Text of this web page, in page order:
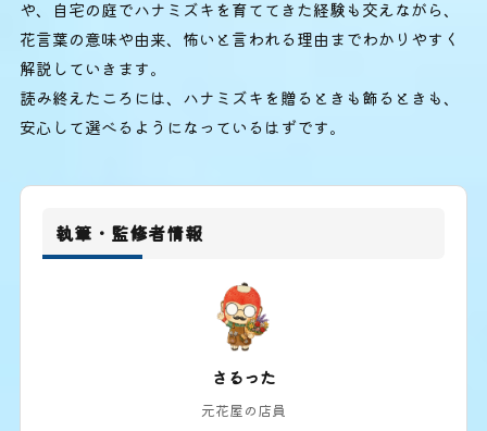
や、自宅の庭でハナミズキを育ててきた経験も交えながら、
花言葉の意味や由来、怖いと言われる理由までわかりやすく
解説していきます。
読み終えたころには、ハナミズキを贈るときも飾るときも、
安心して選べるようになっているはずです。
執筆・監修者情報
さるった
元花屋の店員